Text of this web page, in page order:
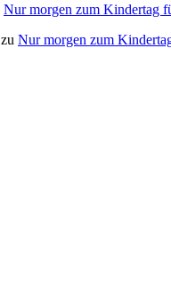
Nur morgen zum Kindertag
zu Nur morgen zum